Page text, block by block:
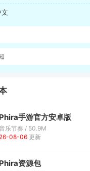
Phira手游官方安卓版
乐节奏 / 50.9M
26-08-06 更新
Phira资源包